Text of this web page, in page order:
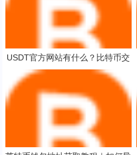
USDT官方网站有什么？比特币交
易平台安卓排行榜